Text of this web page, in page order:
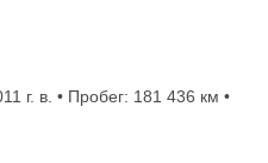
г. в. • Пробег: 181 436 км •